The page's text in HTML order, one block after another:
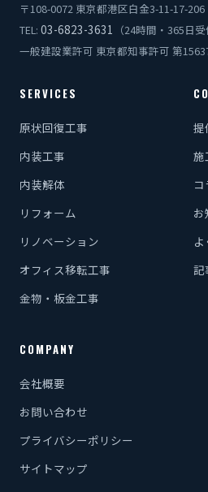
〒108-0072 東京都港区白金3-11-17-206
TEL: 03-6823-3631 （24時間・365日受
一般建設業許可 東京都知事許可 第
SERVICES
原状回復工事
内装工事
内装解体
リフォーム
リノベーション
オフィス移転工事
金物・板金工事
提
施
お
記
COMPANY
会社概要
お問い合わせ
プライバシーポリシー
サイトマップ